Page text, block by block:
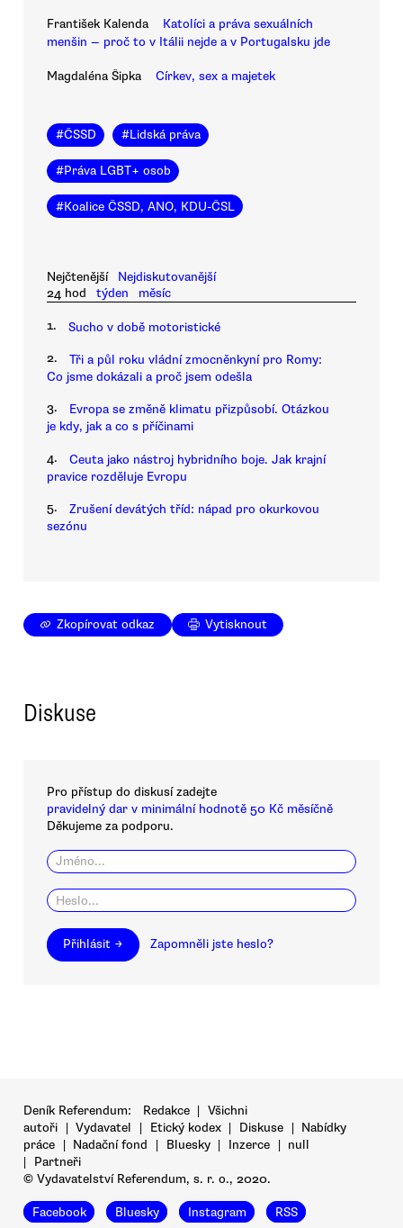
František Kalenda
Katolíci a práva sexuálních
menšin — proč to v Itálii nejde a v Portugalsku jde
Magdaléna Šipka Církev, sex a majetek
#ČSSD #Lidská práva
#Práva LGBT+ osob
#Koalice ČSSD, ANO, KDU-ČSL
Nejčtenější
Nejdiskutovanější
24 hod
týden měsíc
1. Sucho v době motoristické
2.
Tři a půl roku vládní zmocněnkyní pro Romy:
Co jsme dokázali a proč jsem odešla
3.
Evropa se změně klimatu přizpůsobí. Otázkou
je kdy, jak a co s příčinami
4.
Ceuta jako nástroj hybridního boje. Jak krajní
pravice rozděluje Evropu
5.
Zrušení devátých tříd: nápad pro okurkovou
sezónu
Zkopírovat odkaz Vytisknout
Diskuse
Pro přístup do diskusí zadejte
pravidelný dar v minimální hodnotě 50 Kč měsíčně
Děkujeme za podporu.
Přihlásit → Zapomněli jste heslo?
Deník Referendum: Redakce | Všichni
autoři | Vydavatel | Etický kodex | Diskuse | Nabídky
práce | Nadační fond | Bluesky | Inzerce | null
|
Partneři
© Vydavatelství Referendum, s. r. o., 2020.
Facebook Bluesky Instagram RSS